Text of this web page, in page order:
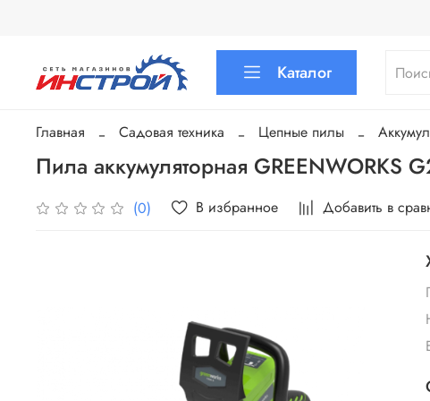
Каталог
Главная Садовая техника Цепные пилы
Пила аккумуляторная GREENWORKS
(0) В избранное Добавить в